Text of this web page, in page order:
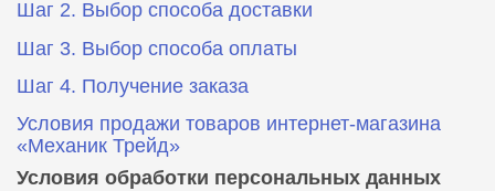
Шаг 2. Выбор способа доставки
Шаг 3. Выбор способа оплаты
Шаг 4. Получение заказа
Условия продажи товаров интернет-магазина
«Механик Трейд»
Условия обработки персональных данных